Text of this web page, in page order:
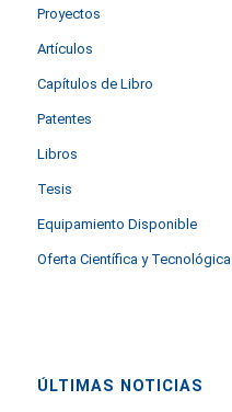
Proyectos
Artículos
Capítulos de Libro
Patentes
Libros
Tesis
Equipamiento Disponible
Oferta Científica y Tecnológica
ÚLTIMAS NOTICIAS